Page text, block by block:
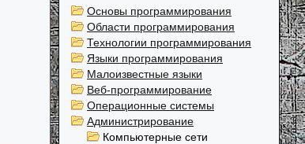
Основы программирования
Области программирования
Технологии программирования
Языки программирования
Малоизвестные языки
Веб-программирование
Операционные системы
Администрирование
Компьютерные сети